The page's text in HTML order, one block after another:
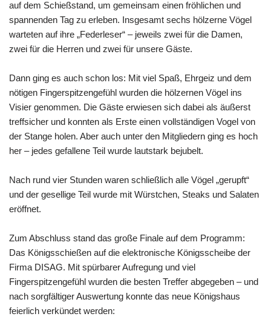
auf dem Schießstand, um gemeinsam einen fröhlichen und
spannenden Tag zu erleben. Insgesamt sechs hölzerne Vögel
warteten auf ihre „Federleser“ – jeweils zwei für die Damen,
zwei für die Herren und zwei für unsere Gäste.
Dann ging es auch schon los: Mit viel Spaß, Ehrgeiz und dem
nötigen Fingerspitzengefühl wurden die hölzernen Vögel ins
Visier genommen. Die Gäste erwiesen sich dabei als äußerst
treffsicher und konnten als Erste einen vollständigen Vogel von
der Stange holen. Aber auch unter den Mitgliedern ging es hoch
her – jedes gefallene Teil wurde lautstark bejubelt.
Nach rund vier Stunden waren schließlich alle Vögel „gerupft“
und der gesellige Teil wurde mit Würstchen, Steaks und Salaten
eröffnet.
Zum Abschluss stand das große Finale auf dem Programm:
Das Königsschießen auf die elektronische Königsscheibe der
Firma DISAG. Mit spürbarer Aufregung und viel
Fingerspitzengefühl wurden die besten Treffer abgegeben – und
nach sorgfältiger Auswertung konnte das neue Königshaus
feierlich verkündet werden: